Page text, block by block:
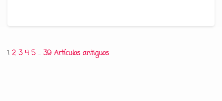
Paginación
1 2 3 4 5 … 39 Artículos antiguos